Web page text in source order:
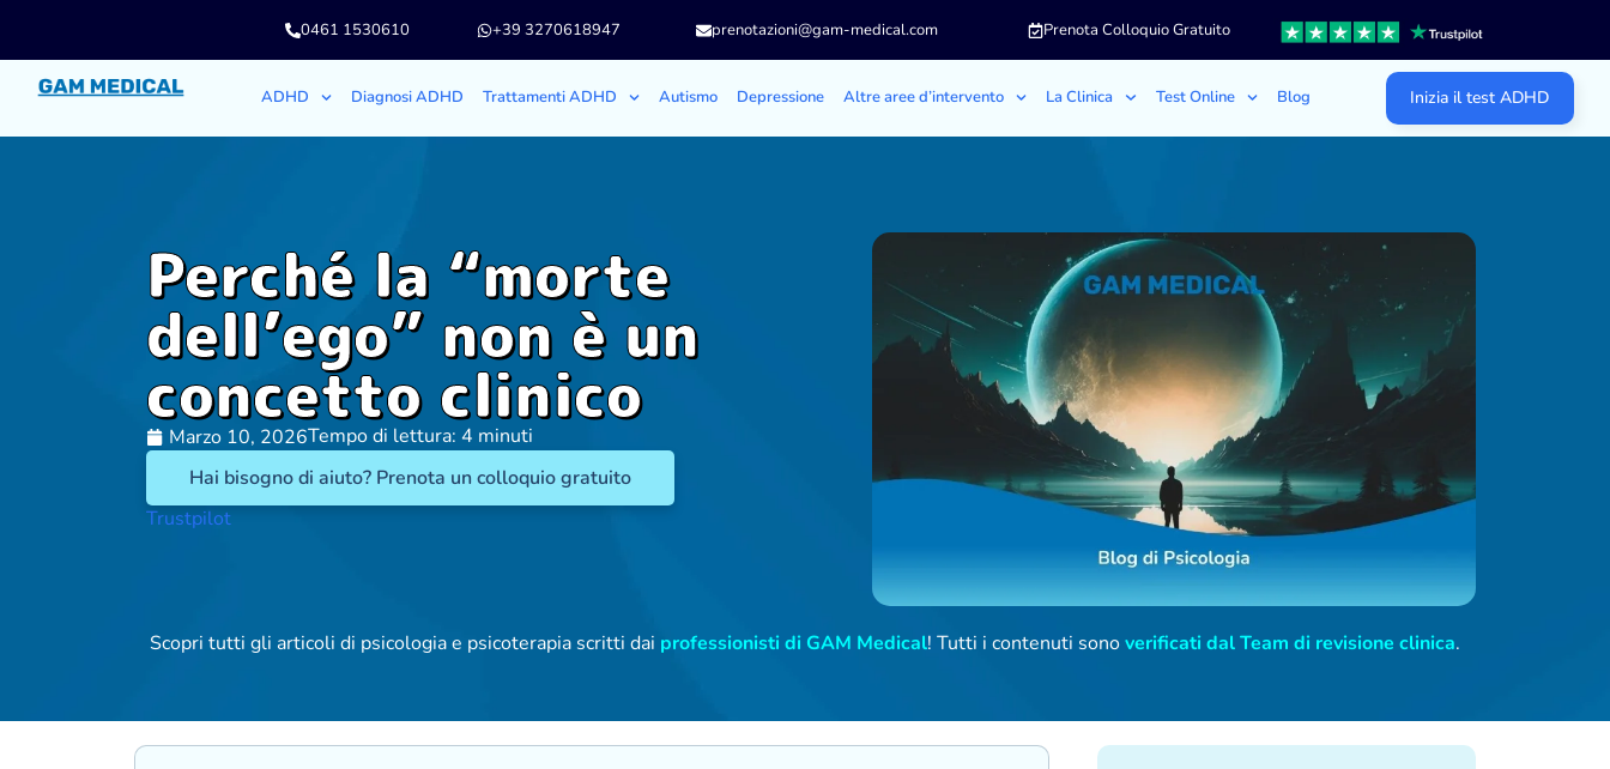
0461 1530610 +39 3270618947 prenotazioni@gam-medical.com Prenota Colloquio Gratuito
ADHD Diagnosi ADHD Trattamenti ADHD Autismo Depressione Altre aree d’intervento La Clinica Test Online Blog Inizia il test ADHD
Perché la “morte
dell’ego” non è un
concetto clinico
Marzo 10, 2026Tempo di lettura: 4 minuti
Hai bisogno di aiuto? Prenota un colloquio gratuito
Trustpilot
Scopri tutti gli articoli di psicologia e psicoterapia scritti dai professionisti di GAM Medical! Tutti i contenuti sonoverificati dal Team di revisione clinica.